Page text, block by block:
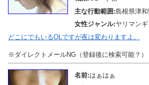
主な行動範囲:島根県津
女性ジャンル:ヤリマン
どこにでもいるOLですが夜は変わりますよ。
※ダイレクトメールNG（登録後に検索可能？）
名前:はぁはぁ